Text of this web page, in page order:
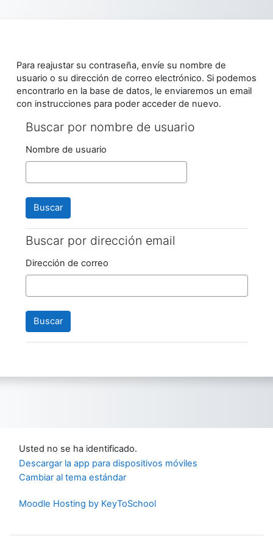
Para reajustar su contraseña, envíe su nombre de
usuario o su dirección de correo electrónico. Si podemos
encontrarlo en la base de datos, le enviaremos un email
con instrucciones para poder acceder de nuevo.
Buscar por nombre de usuario
Buscar por nombre de usuario
Nombre de usuario
Buscar por dirección email
Buscar por dirección email
Dirección de correo
Usted no se ha identificado.
Descargar la app para dispositivos móviles
Cambiar al tema estándar
Moodle Hosting by KeyToSchool